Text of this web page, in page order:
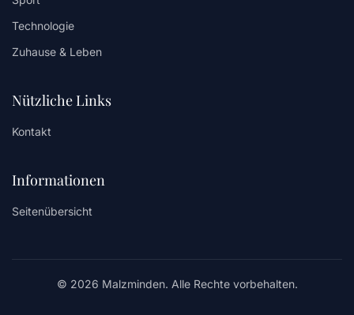
Technologie
Zuhause & Leben
Nützliche Links
Kontakt
Informationen
Seitenübersicht
© 2026 Malzminden. Alle Rechte vorbehalten.